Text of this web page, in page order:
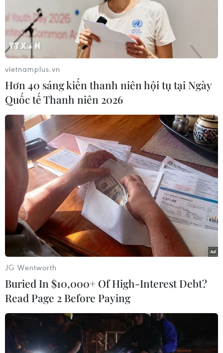
Trong khuôn khổ Kỳ họp lần thứ 38 Hội đồng
Điều phối quốc tế Chương trình Con người và
Sinh quyển của UNESCO diễn ra ngày 5/6 tại
thành phố Hernandarias (Cộng hòa Paraguay),
Vườn quốc gia Phong Nha-Kẻ Bàng đã chính
thức được UNESCO công nhận là Khu Dự trữ
sinh quyển thế giới.
Với việc Phong Nha-Kẻ Bàng được công nhận,
Việt Nam hiện có 12 Khu Dự trữ sinh quyển thế
giới./.
vietnamplus.vn
Hơn 40 sáng kiến thanh niên hội tụ tại Ngày
Quốc tế Thanh niên 2026
JG Wentworth
Buried In $10,000+ Of High-Interest Debt?
Read Page 2 Before Paying